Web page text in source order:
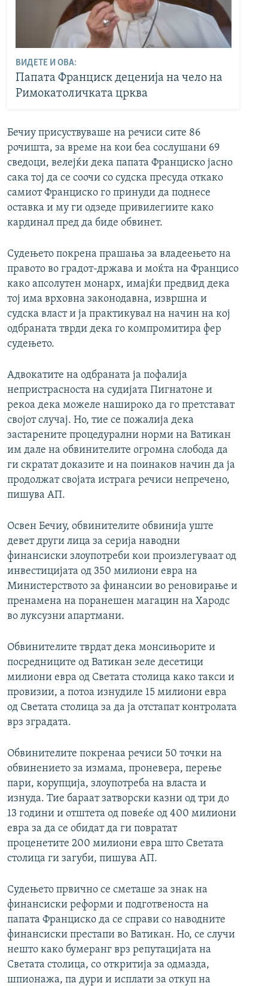
ВИДЕТЕ И ОВА:
Папата Франциск деценија на чело на
Римокатоличката црква
Бечиу присуствуваше на речиси сите 86
рочишта, за време на кои беа сослушани 69
сведоци, велејќи дека папата Франциско јасно
сака тој да се соочи со судска пресуда откако
самиот Франциско го принуди да поднесе
оставка и му ги одзеде привилегиите како
кардинал пред да биде обвинет.
Судењето покрена прашања за владеењето на
правото во градот-држава и моќта на Францисо
како апсолутен монарх, имајќи предвид дека
тој има врховна законодавна, извршна и
судска власт и ја практикувал на начин на кој
одбраната тврди дека го компромитира фер
судењето.
Адвокатите на одбраната ја пофалија
непристрасноста на судијата Пигнатоне и
рекоа дека можеле нашироко да го претстават
својот случај. Но, тие се пожалија дека
застарените процедурални норми на Ватикан
им дале на обвинителите огромна слобода да
ги скратат доказите и на поинаков начин да ја
продолжат својата истрага речиси непречено,
пишува АП.
Освен Бечиу, обвинителите обвинија уште
девет други лица за серија наводни
финансиски злоупотреби кои произлегуваат од
инвестицијата од 350 милиони евра на
Министерството за финансии во реновирање и
пренамена на поранешен магацин на Хародс
во луксузни апартмани.
Обвинителите тврдат дека монсињорите и
посредниците од Ватикан зеле десетици
милиони евра од Светата столица како такси и
провизии, а потоа изнудиле 15 милиони евра
од Светата столица за да ја отстапат контролата
врз зградата.
Обвинителите покренаа речиси 50 точки на
обвинението за измама, проневера, перење
пари, корупција, злоупотреба на власта и
изнуда. Тие бараат затворски казни од три до
13 години и отштета од повеќе од 400 милиони
евра за да се обидат да ги повратат
проценетите 200 милиони евра што Светата
столица ги загуби, пишува АП.
Судењето првично се сметаше за знак на
финансиски реформи и подготвеноста на
папата Франциско да се справи со наводните
финансиски престапи во Ватикан. Но, се случи
нешто како бумеранг врз репутацијата на
Светата столица, со откритија за одмазда,
шпионажа, па дури и исплати за откуп на